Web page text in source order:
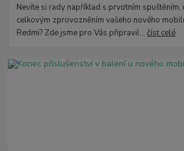
Nevíte si rady například s prvotním spuštěním,
celkovým zprovozněním vašeho nového
Redmi? Zde jsme pro Vás připravil...číst celé